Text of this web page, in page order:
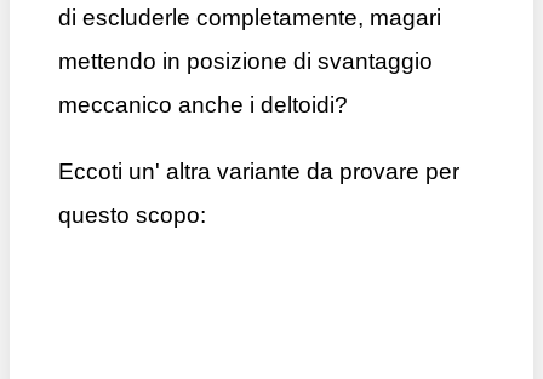
di escluderle completamente, magari
mettendo in posizione di svantaggio
meccanico anche i deltoidi?
Eccoti un' altra variante da provare per
questo scopo: